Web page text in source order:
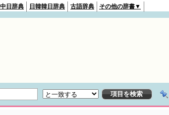
中日辞典 日韓韓日辞典 古語辞典 その他の辞書▼